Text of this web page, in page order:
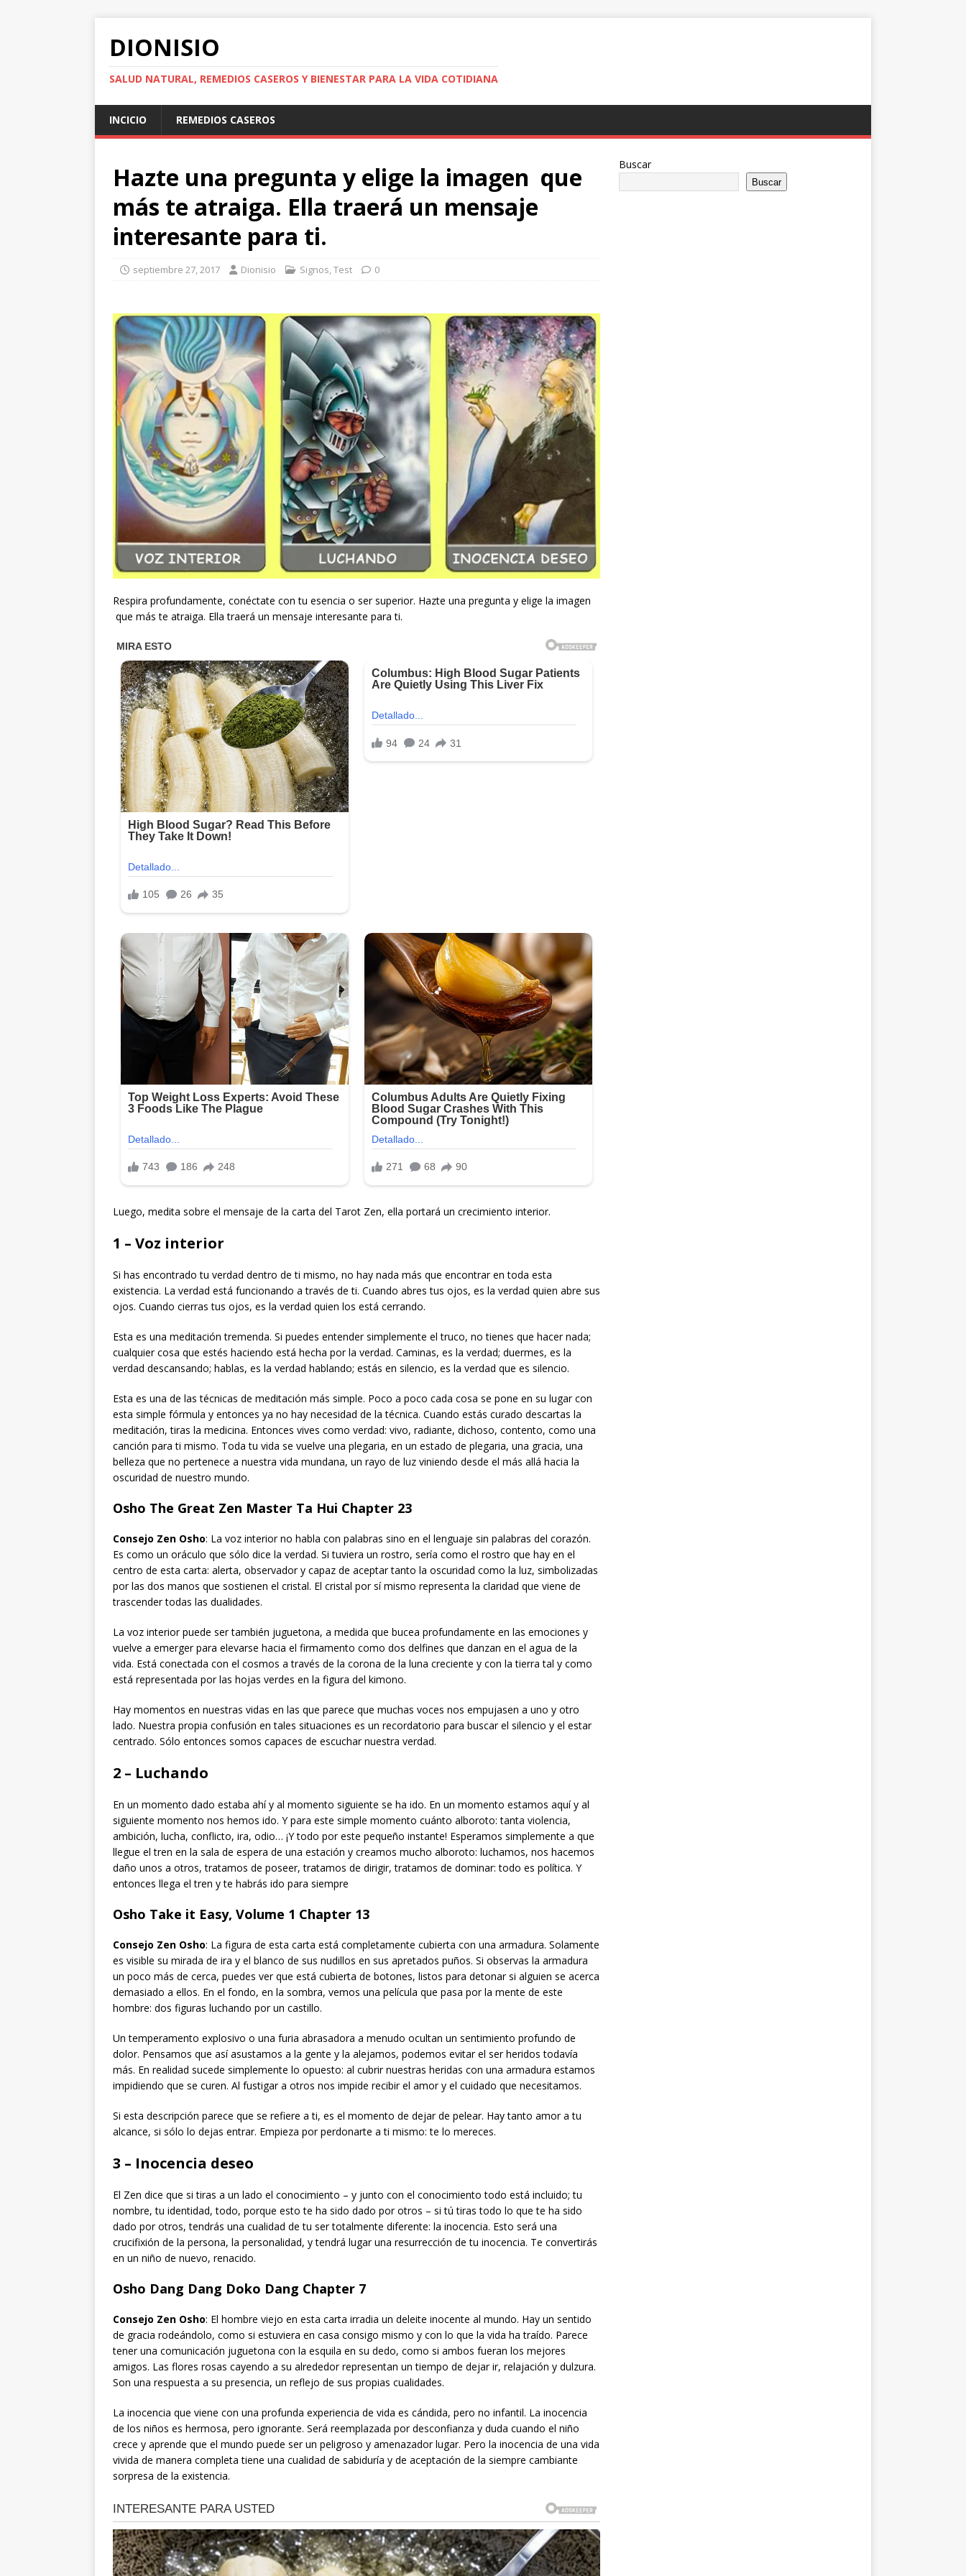
DIONISIO
SALUD NATURAL, REMEDIOS CASEROS Y BIENESTAR PARA LA VIDA COTIDIANA
INCICIO REMEDIOS CASEROS
Hazte una pregunta y elige la imagen que
más te atraiga. Ella traerá un mensaje
interesante para ti.
septiembre 27, 2017 Dionisio Signos,Test 0
Respira profundamente, conéctate con tu esencia o ser superior. Hazte una pregunta y elige la imagen
que más te atraiga. Ella traerá un mensaje interesante para ti.
Luego, medita sobre el mensaje de la carta del Tarot Zen, ella portará un crecimiento interior.
1 – Voz interior
Si has encontrado tu verdad dentro de ti mismo, no hay nada más que encontrar en toda esta
existencia. La verdad está funcionando a través de ti. Cuando abres tus ojos, es la verdad quien abre sus
ojos. Cuando cierras tus ojos, es la verdad quien los está cerrando.
Esta es una meditación tremenda. Si puedes entender simplemente el truco, no tienes que hacer nada;
cualquier cosa que estés haciendo está hecha por la verdad. Caminas, es la verdad; duermes, es la
verdad descansando; hablas, es la verdad hablando; estás en silencio, es la verdad que es silencio.
Esta es una de las técnicas de meditación más simple. Poco a poco cada cosa se pone en su lugar con
esta simple fórmula y entonces ya no hay necesidad de la técnica. Cuando estás curado descartas la
meditación, tiras la medicina. Entonces vives como verdad: vivo, radiante, dichoso, contento, como una
canción para ti mismo. Toda tu vida se vuelve una plegaria, en un estado de plegaria, una gracia, una
belleza que no pertenece a nuestra vida mundana, un rayo de luz viniendo desde el más allá hacia la
oscuridad de nuestro mundo.
Osho The Great Zen Master Ta Hui Chapter 23
Consejo Zen Osho: La voz interior no habla con palabras sino en el lenguaje sin palabras del corazón.
Es como un oráculo que sólo dice la verdad. Si tuviera un rostro, sería como el rostro que hay en el
centro de esta carta: alerta, observador y capaz de aceptar tanto la oscuridad como la luz, simbolizadas
por las dos manos que sostienen el cristal. El cristal por sí mismo representa la claridad que viene de
trascender todas las dualidades.
La voz interior puede ser también juguetona, a medida que bucea profundamente en las emociones y
vuelve a emerger para elevarse hacia el firmamento como dos delfines que danzan en el agua de la
vida. Está conectada con el cosmos a través de la corona de la luna creciente y con la tierra tal y como
está representada por las hojas verdes en la figura del kimono.
Hay momentos en nuestras vidas en las que parece que muchas voces nos empujasen a uno y otro
lado. Nuestra propia confusión en tales situaciones es un recordatorio para buscar el silencio y el estar
centrado. Sólo entonces somos capaces de escuchar nuestra verdad.
2 – Luchando
En un momento dado estaba ahí y al momento siguiente se ha ido. En un momento estamos aquí y al
siguiente momento nos hemos ido. Y para este simple momento cuánto alboroto: tanta violencia,
ambición, lucha, conflicto, ira, odio… ¡Y todo por este pequeño instante! Esperamos simplemente a que
llegue el tren en la sala de espera de una estación y creamos mucho alboroto: luchamos, nos hacemos
daño unos a otros, tratamos de poseer, tratamos de dirigir, tratamos de dominar: todo es política. Y
entonces llega el tren y te habrás ido para siempre
Osho Take it Easy, Volume 1 Chapter 13
Consejo Zen Osho: La figura de esta carta está completamente cubierta con una armadura. Solamente
es visible su mirada de ira y el blanco de sus nudillos en sus apretados puños. Si observas la armadura
un poco más de cerca, puedes ver que está cubierta de botones, listos para detonar si alguien se acerca
demasiado a ellos. En el fondo, en la sombra, vemos una película que pasa por la mente de este
hombre: dos figuras luchando por un castillo.
Un temperamento explosivo o una furia abrasadora a menudo ocultan un sentimiento profundo de
dolor. Pensamos que así asustamos a la gente y la alejamos, podemos evitar el ser heridos todavía
más. En realidad sucede simplemente lo opuesto: al cubrir nuestras heridas con una armadura estamos
impidiendo que se curen. Al fustigar a otros nos impide recibir el amor y el cuidado que necesitamos.
Si esta descripción parece que se refiere a ti, es el momento de dejar de pelear. Hay tanto amor a tu
alcance, si sólo lo dejas entrar. Empieza por perdonarte a ti mismo: te lo mereces.
3 – Inocencia deseo
El Zen dice que si tiras a un lado el conocimiento – y junto con el conocimiento todo está incluido; tu
nombre, tu identidad, todo, porque esto te ha sido dado por otros – si tú tiras todo lo que te ha sido
dado por otros, tendrás una cualidad de tu ser totalmente diferente: la inocencia. Esto será una
crucifixión de la persona, la personalidad, y tendrá lugar una resurrección de tu inocencia. Te convertirás
en un niño de nuevo, renacido.
Osho Dang Dang Doko Dang Chapter 7
Consejo Zen Osho: El hombre viejo en esta carta irradia un deleite inocente al mundo. Hay un sentido
de gracia rodeándolo, como si estuviera en casa consigo mismo y con lo que la vida ha traído. Parece
tener una comunicación juguetona con la esquila en su dedo, como si ambos fueran los mejores
amigos. Las flores rosas cayendo a su alrededor representan un tiempo de dejar ir, relajación y dulzura.
Son una respuesta a su presencia, un reflejo de sus propias cualidades.
La inocencia que viene con una profunda experiencia de vida es cándida, pero no infantil. La inocencia
de los niños es hermosa, pero ignorante. Será reemplazada por desconfianza y duda cuando el niño
crece y aprende que el mundo puede ser un peligroso y amenazador lugar. Pero la inocencia de una vida
vivida de manera completa tiene una cualidad de sabiduría y de aceptación de la siempre cambiante
sorpresa de la existencia.
Buscar
Buscar